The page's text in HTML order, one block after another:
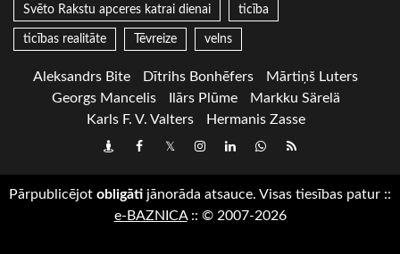
Svēto Rakstu apceres katrai dienai ticība
ticības realitāte Tēvreize velns
Aleksandrs Bite Dītrihs Bonhēfers
Mārtiņš Luters
Georgs Mancelis
Ilārs Plūme
Markku Särelä
Karls F. V. Valters
Hermanis Zasse
DraugiemFacebook
TwitterInstagram
LinkedInwhatsapp
RSS
Pārpublicējot obligāti jānorāda atsauce. Visas tiesības patur ::
e-BAZNICA:: © 2007-2026